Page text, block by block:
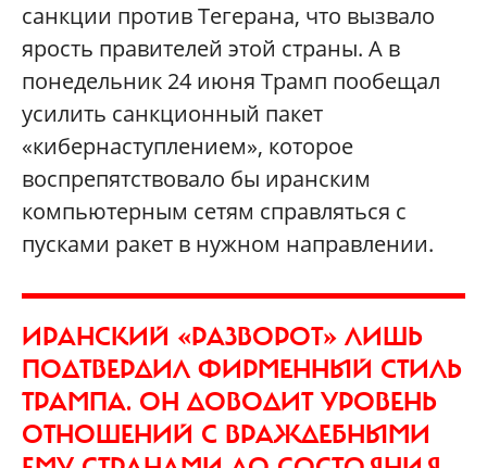
санкции против Тегерана, что вызвало
ярость правителей этой страны. А в
понедельник 24 июня Трамп пообещал
усилить санкционный пакет
«кибернаступлением», которое
воспрепятствовало бы иранским
компьютерным сетям справляться с
пусками ракет в нужном направлении.
ИРАНСКИЙ «РАЗВОРОТ» ЛИШЬ
ПОДТВЕРДИЛ ФИРМЕННЫЙ СТИЛЬ
ТРАМПА. ОН ДОВОДИТ УРОВЕНЬ
ОТНОШЕНИЙ С ВРАЖДЕБНЫМИ